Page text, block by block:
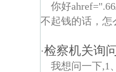
你好
不起钱的话，怎
·检察机关询
我想问一下,1